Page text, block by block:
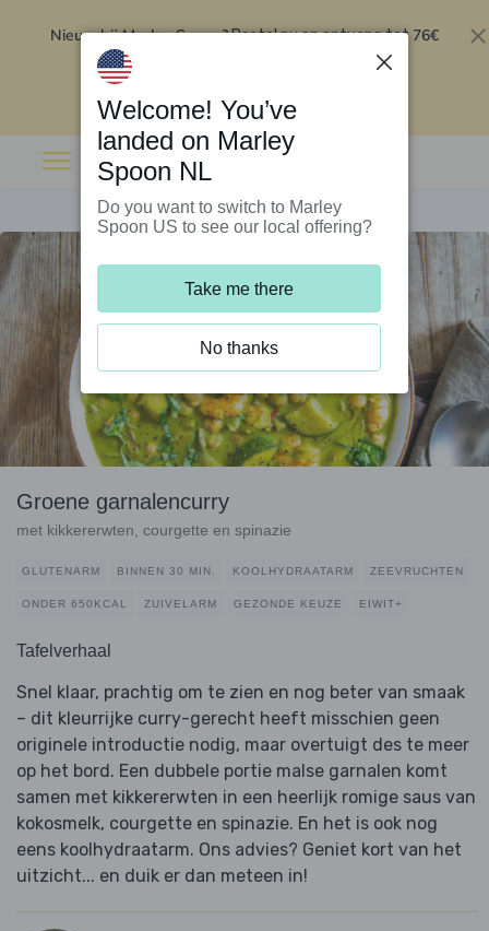
Nieuw bij Marley Spoon?Bestel nu en ontvang tot 76€
Groene garnalencurry
met kikkererwten, courgette en spinazie
GLUTENARM BINNEN 30 MIN. KOOLHYDRAATARM ZEEVRUCHTEN
ONDER 650KCAL ZUIVELARM GEZONDE KEUZE EIWIT+
Tafelverhaal
Snel klaar, prachtig om te zien en nog beter van smaak
– dit kleurrijke curry-gerecht heeft misschien geen
originele introductie nodig, maar overtuigt des te meer
op het bord. Een dubbele portie malse garnalen komt
samen met kikkererwten in een heerlijk romige saus van
kokosmelk, courgette en spinazie. En het is ook nog
eens koolhydraatarm. Ons advies? Geniet kort van het
uitzicht... en duik er dan meteen in!
Welcome! You’ve
landed on Marley
Spoon NL
Do you want to switch to Marley
Spoon US to see our local offering?
Take me there
No thanks